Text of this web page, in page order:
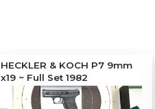
HECKLER & KOCH P7 9mm
x19 ~ Full Set 1982